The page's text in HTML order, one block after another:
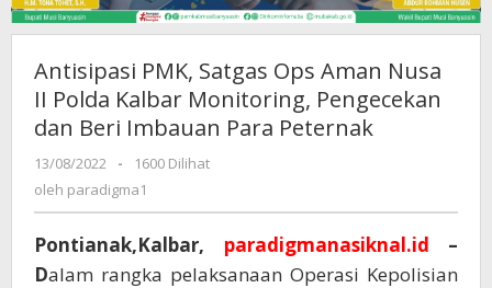
Antisipasi PMK, Satgas Ops Aman Nusa
II Polda Kalbar Monitoring, Pengecekan
dan Beri Imbauan Para Peternak
13/08/2022
oleh
paradigma1
-
1600 Dilihat
oleh paradigma1
Pontianak,Kalbar, paradigmanasiknal.id –
Dalam rangka pelaksanaan Operasi Kepolisian